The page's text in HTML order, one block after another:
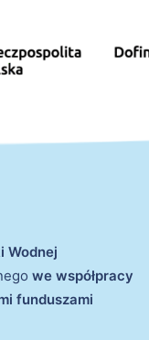
Wodnej
we współpracy
funduszami